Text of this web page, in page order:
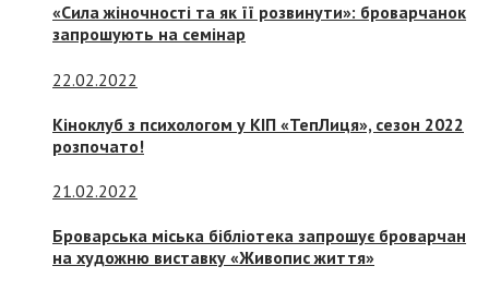
«Сила жіночності та як її розвинути»: броварчанок
запрошують на семінар
22.02.2022
Кіноклуб з психологом у КІП «ТепЛиця», сезон 2022
розпочато!
21.02.2022
Броварська міська бібліотека запрошує броварчан
на художню виставку «Живопис життя»